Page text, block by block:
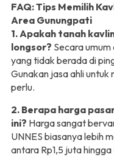
FAQ: Tips Memilih
Area Gunungpati
1. Apakah tanah
longsor? Secara
yang tidak berada di
Gunakan jasa ahli
perlu.
2. Berapa harga
ini? Harga sangat
UNNES biasanya lebih
antara Rp1,5 juta